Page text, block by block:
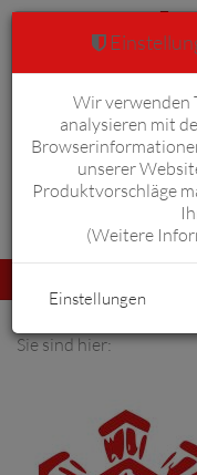
umschalten
Sie sind hier:
Wir verwenden
analysieren mit
unserer
Produktvorschläge
(Weitere
Einstellungen